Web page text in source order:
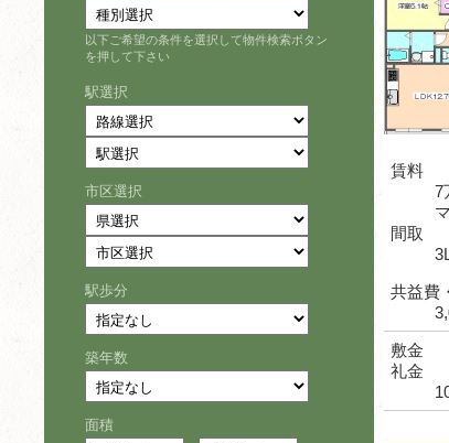
以下ご希望の条件を選択して物件検索ボタン
を押して下さい
駅選択
市区選択
駅歩分
築年数
面積
賃料
7
間取
共益費
敷金
礼金